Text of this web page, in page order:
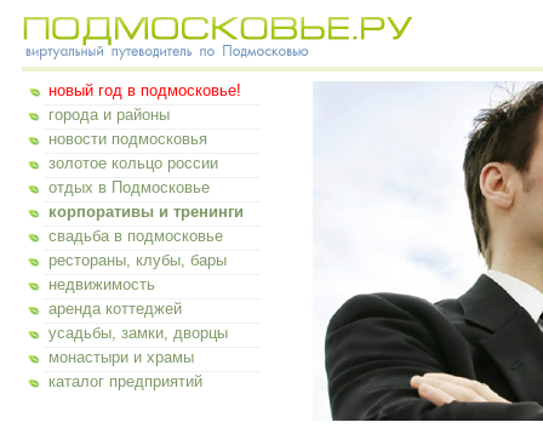
новый год в подмосковье!
города и районы
новости подмосковья
золотое кольцо россии
отдых в Подмосковье
корпоративы и тренинги
свадьба в подмосковье
рестораны, клубы, бары
недвижимость
аренда коттеджей
усадьбы, замки, дворцы
монастыри и храмы
каталог предприятий